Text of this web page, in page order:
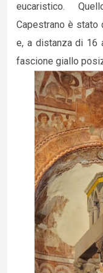
eucaristico.
Capestrano è stato
e, a distanza di 16
fascione giallo